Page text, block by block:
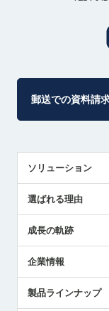
郵送での資料請
ソリューション
解決策提案
選ばれる理由
成長の軌跡
企業情報
ごあいさつ
製品ラインナップ